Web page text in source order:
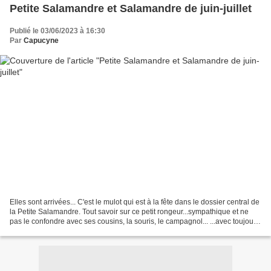
Petite Salamandre et Salamandre de juin-juillet
Publié le 03/06/2023 à 16:30
Par Capucyne
Elles sont arrivées... C'est le mulot qui est à la fête dans le dossier central de
la Petite Salamandre. Tout savoir sur ce petit rongeur...sympathique et ne
pas le confondre avec ses cousins, la souris, le campagnol... ...avec toujours